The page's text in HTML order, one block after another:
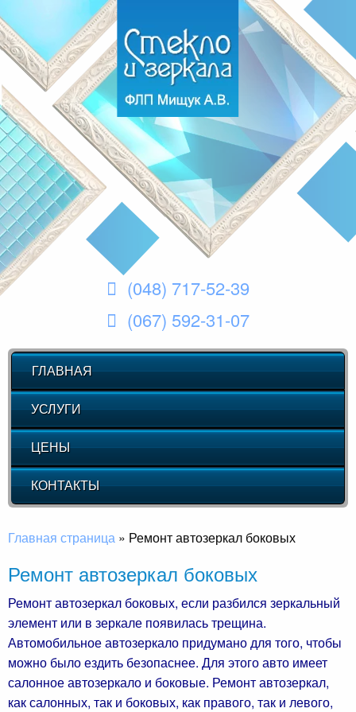
(048) 717-52-39
(067) 592-31-07
ГЛАВНАЯ
УСЛУГИ
ЦЕНЫ
КОНТАКТЫ
Главная страница » Ремонт автозеркал боковых
Ремонт автозеркал боковых
Ремонт автозеркал боковых, если разбился зеркальный
элемент или в зеркале появилась трещина.
Автомобильное автозеркало придумано для того, чтобы
можно было ездить безопаснее. Для этого авто имеет
салонное автозеркало и боковые. Ремонт автозеркал,
как салонных, так и боковых, как правого, так и левого,